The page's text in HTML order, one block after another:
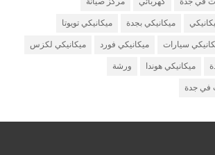
ميكانيكي بجدة ميكانيكي تويوتا
سيارات ميكانيكي فورد ميكانيكي لكزس
ميكانيكي هوندا ورشة
في جدة